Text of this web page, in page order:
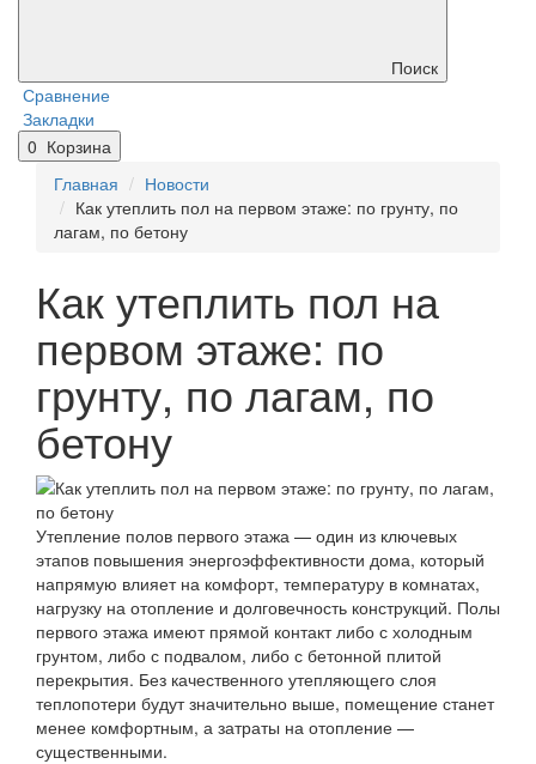
Поиск
Сравнение
Закладки
0 Корзина
Главная
Новости
Как утеплить пол на первом этаже: по грунту, по
лагам, по бетону
Как утеплить пол на
первом этаже: по
грунту, по лагам, по
бетону
Утепление полов первого этажа — один из ключевых
этапов повышения энергоэффективности дома, который
напрямую влияет на комфорт, температуру в комнатах,
нагрузку на отопление и долговечность конструкций. Полы
первого этажа имеют прямой контакт либо с холодным
грунтом, либо с подвалом, либо с бетонной плитой
перекрытия. Без качественного утепляющего слоя
теплопотери будут значительно выше, помещение станет
менее комфортным, а затраты на отопление —
существенными.